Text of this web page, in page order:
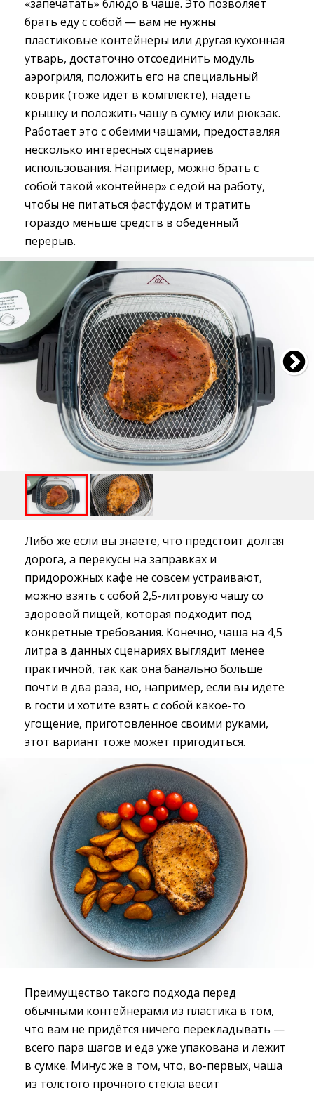
«запечатать» блюдо в чаше. Это позволяет
брать еду с собой — вам не нужны
пластиковые контейнеры или другая кухонная
утварь, достаточно отсоединить модуль
аэрогриля, положить его на специальный
коврик (тоже идёт в комплекте), надеть
крышку и положить чашу в сумку или рюкзак.
Работает это с обеими чашами, предоставляя
несколько интересных сценариев
использования. Например, можно брать с
собой такой «контейнер» с едой на работу,
чтобы не питаться фастфудом и тратить
гораздо меньше средств в обеденный
перерыв.
Либо же если вы знаете, что предстоит долгая
дорога, а перекусы на заправках и
придорожных кафе не совсем устраивают,
можно взять с собой 2,5-литровую чашу со
здоровой пищей, которая подходит под
конкретные требования. Конечно, чаша на 4,5
литра в данных сценариях выглядит менее
практичной, так как она банально больше
почти в два раза, но, например, если вы идёте
в гости и хотите взять с собой какое-то
угощение, приготовленное своими руками,
этот вариант тоже может пригодиться.
Преимущество такого подхода перед
обычными контейнерами из пластика в том,
что вам не придётся ничего перекладывать —
всего пара шагов и еда уже упакована и лежит
в сумке. Минус же в том, что, во-первых, чаша
из толстого прочного стекла весит